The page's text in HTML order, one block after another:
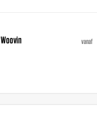
Woovin vanaf